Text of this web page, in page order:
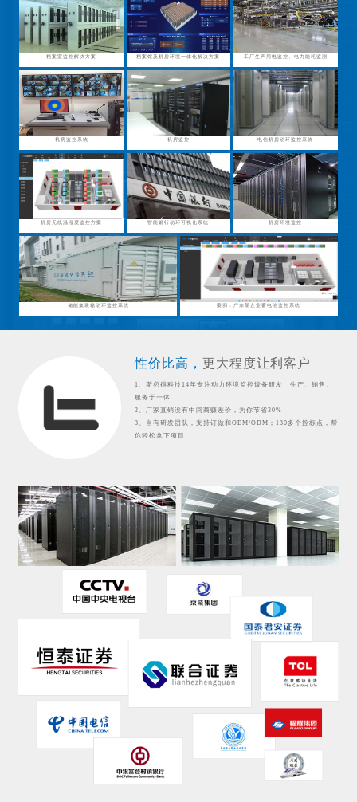
档案室监控解决方案 档案馆及机房环境一体化解决方案 工厂生产用电监控、电力能耗监测
机房监控系统 机房监控 电信机房动环监控系统
机房无线温湿度监控方案 智能银行动环可视化系统 机房环境监控
储能集装箱动环监控系统 案例：广东某企业蓄电池监控系统
性价比高， 更大程度让利客户
1、斯必得科技14年专注动力环境监控设备研发、生产、销售、
服务于一体
2、厂家直销没有中间商赚差价，为你节省30%
3、自有研发团队，支持订做和OEM/ODM；130多个控标点，帮
你轻松拿下项目